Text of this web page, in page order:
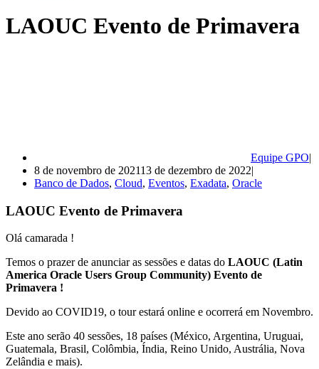
LAOUC Evento de Primavera
Equipe GPO
8 de novembro de 202113 de dezembro de 2022
Banco de Dados, Cloud, Eventos, Exadata, Oracle
LAOUC Evento de Primavera
Olá camarada !
Temos o prazer de anunciar as sessões e datas do LAOUC (Latin
America Oracle Users Group Community) Evento de
Primavera !
Devido ao COVID19, o tour estará online e ocorrerá em Novembro.
Este ano serão 40 sessões, 18 países (México, Argentina, Uruguai,
Guatemala, Brasil, Colômbia, Índia, Reino Unido, Austrália, Nova
Zelândia e mais).